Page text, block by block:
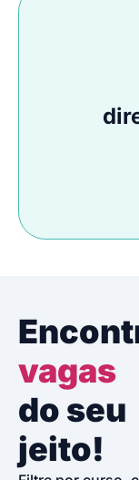
vagas
do seu
jeito!